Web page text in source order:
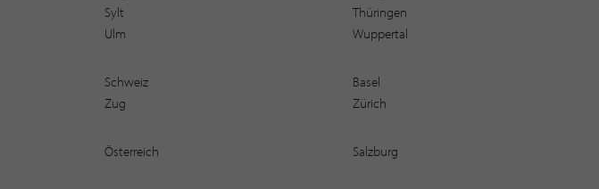
Sylt
Thüringen
Ulm
Wuppertal
Schweiz Basel
Zug
Zürich
Österreich Salzburg